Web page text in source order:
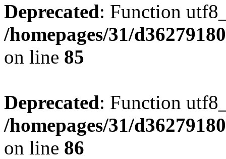
Deprecated: Function
/homepages/31/
on line 85
Deprecated: Function
/homepages/31/
on line 86